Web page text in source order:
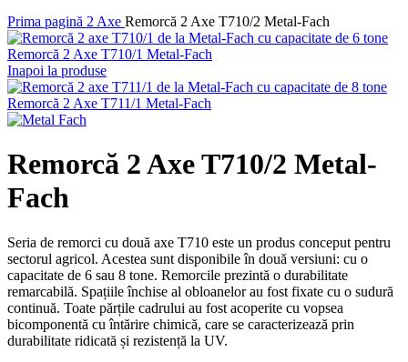
Prima pagină 2 Axe Remorcă 2 Axe T710/2 Metal-Fach
Remorcă 2 Axe T710/1 Metal-Fach
Inapoi la produse
Remorcă 2 Axe T711/1 Metal-Fach
Remorcă 2 Axe T710/2 Metal-
Fach
Seria de remorci cu două axe T710 este un produs conceput pentru
sectorul agricol. Acestea sunt disponibile în două versiuni: cu o
capacitate de 6 sau 8 tone. Remorcile prezintă o durabilitate
remarcabilă. Spațiile închise al obloanelor au fost fixate cu o sudură
continuă. Toate părțile cadrului au fost acoperite cu vopsea
bicomponentă cu întărire chimică, care se caracterizează prin
durabilitate ridicată și rezistență la UV.